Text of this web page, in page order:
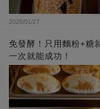
2026/01/27
免發酵！只用麵粉+糖
一次就能成功！